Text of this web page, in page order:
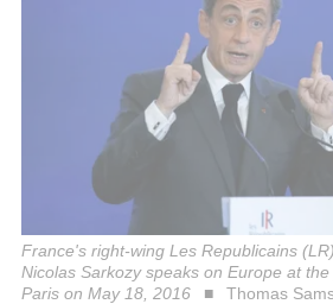
France's right-wing Les Republicains
Nicolas Sarkozy speaks on Europe at
Paris on May 18, 2016
Thomas